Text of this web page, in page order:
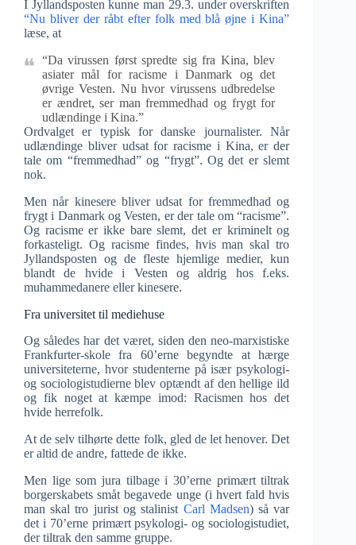
I Jyllandsposten kunne man 29.3. under overskriften
“Nu bliver der råbt efter folk med blå øjne i Kina”
læse, at
“Da virussen først spredte sig fra Kina, blev
asiater mål for racisme i Danmark og det
øvrige Vesten. Nu hvor virussens udbredelse
er ændret, ser man fremmedhad og frygt for
udlændinge i Kina.”
Ordvalget er typisk for danske journalister. Når
udlændinge bliver udsat for racisme i Kina, er der
tale om “fremmedhad” og “frygt”. Og det er slemt
nok.
Men når kinesere bliver udsat for fremmedhad og
frygt i Danmark og Vesten, er der tale om “racisme”.
Og racisme er ikke bare slemt, det er kriminelt og
forkasteligt. Og racisme findes, hvis man skal tro
Jyllandsposten og de fleste hjemlige medier, kun
blandt de hvide i Vesten og aldrig hos f.eks.
muhammedanere eller kinesere.
Fra universitet til mediehuse
Og således har det været, siden den neo-marxistiske
Frankfurter-skole fra 60’erne begyndte at hærge
universiteterne, hvor studenterne på især psykologi-
og sociologistudierne blev optændt af den hellige ild
og fik noget at kæmpe imod: Racismen hos det
hvide herrefolk.
At de selv tilhørte dette folk, gled de let henover. Det
er altid de andre, fattede de ikke.
Men lige som jura tilbage i 30’erne primært tiltrak
borgerskabets småt begavede unge (i hvert fald hvis
man skal tro jurist og stalinist Carl Madsen) så var
det i 70’erne primært psykologi- og sociologistudiet,
der tiltrak den samme gruppe.